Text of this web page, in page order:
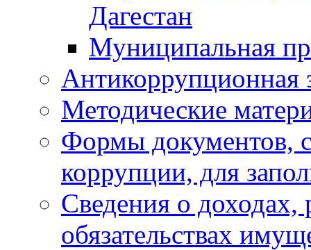
Дагестан
Муниципальная
Антикоррупционная
Методические
Формы документов,
коррупции, для
Сведения о доходах,
обязательствах